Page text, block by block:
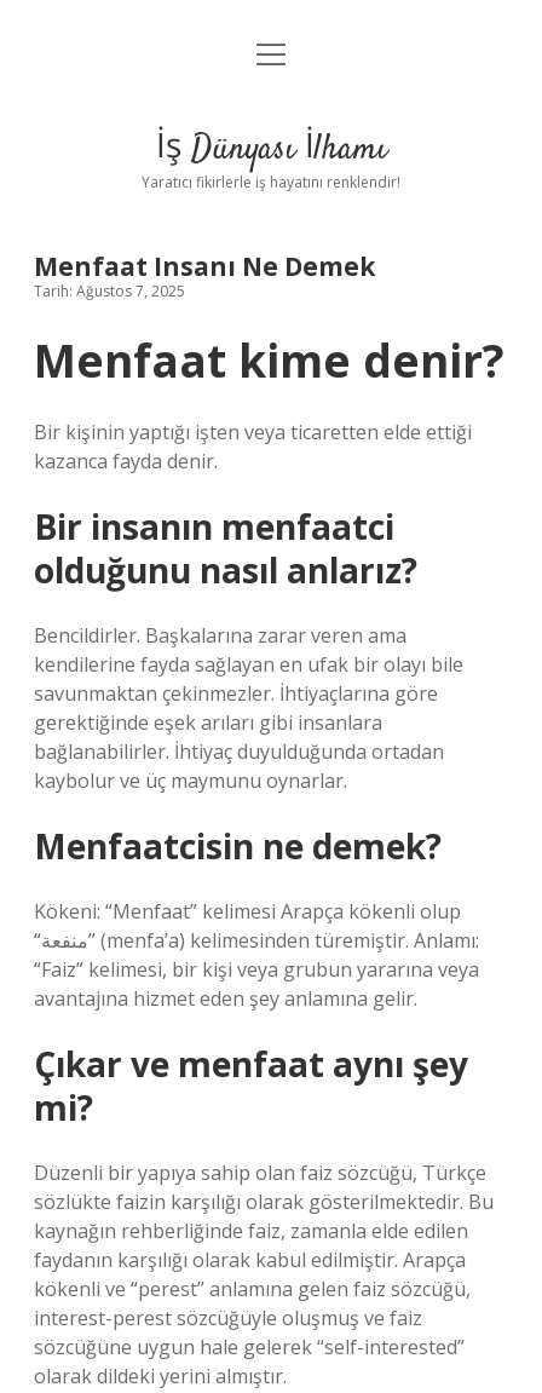
Anasayfa
Yasal Uyarı
menüyü
İş Dünyası İlhamı
Yaratıcı fikirlerle iş hayatını renklendir!
Menfaat Insanı Ne Demek
Tarih: Ağustos 7, 2025
Menfaat kime denir?
Bir kişinin yaptığı işten veya ticaretten elde ettiği
kazanca fayda denir.
Bir insanın menfaatci
olduğunu nasıl anlarız?
Bencildirler. Başkalarına zarar veren ama
kendilerine fayda sağlayan en ufak bir olayı bile
savunmaktan çekinmezler. İhtiyaçlarına göre
gerektiğinde eşek arıları gibi insanlara
bağlanabilirler. İhtiyaç duyulduğunda ortadan
kaybolur ve üç maymunu oynarlar.
Menfaatcisin ne demek?
Kökeni: “Menfaat” kelimesi Arapça kökenli olup
“منفعة” (menfa’a) kelimesinden türemiştir. Anlamı:
“Faiz” kelimesi, bir kişi veya grubun yararına veya
avantajına hizmet eden şey anlamına gelir.
Çıkar ve menfaat aynı şey
mi?
Düzenli bir yapıya sahip olan faiz sözcüğü, Türkçe
sözlükte faizin karşılığı olarak gösterilmektedir. Bu
kaynağın rehberliğinde faiz, zamanla elde edilen
faydanın karşılığı olarak kabul edilmiştir. Arapça
kökenli ve “perest” anlamına gelen faiz sözcüğü,
interest-perest sözcüğüyle oluşmuş ve faiz
sözcüğüne uygun hale gelerek “self-interested”
olarak dildeki yerini almıştır.